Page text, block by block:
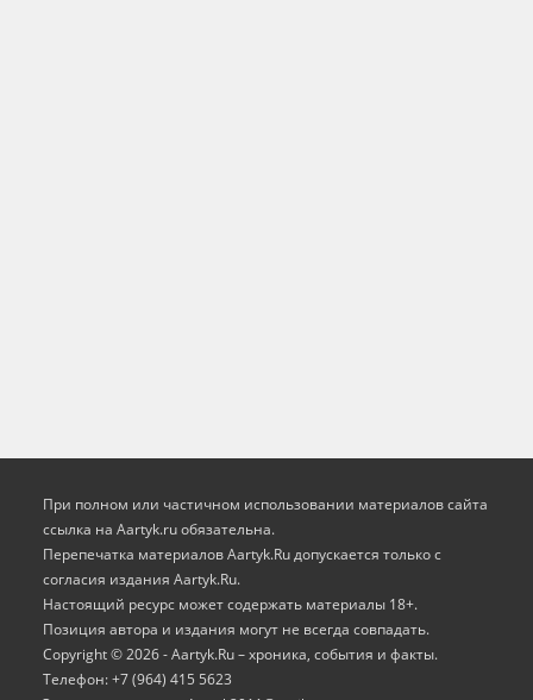
При полном или частичном использовании материалов сайта
ссылка на Aartyk.ru oбязательна.
Перепечатка материалов Aartyk.Ru допускается только с
согласия издания Aartyk.Ru.
Настоящий ресурс может содержать материалы 18+.
Позиция автора и издания могут не всегда совпадать.
Copyright © 2026 - Aartyk.Ru – хроника, события и факты.
Телефон: +7 (964) 415 5623